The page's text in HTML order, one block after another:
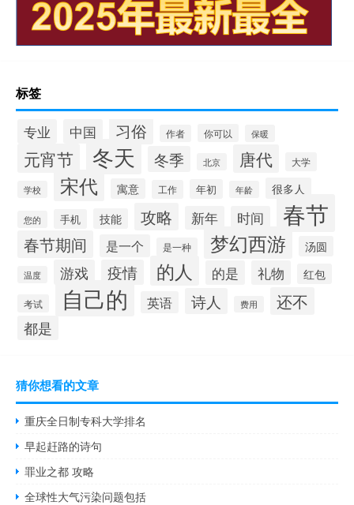
标签
专业 中国 习俗 作者 你可以 保暖
元宵节 冬天 冬季 北京 唐代 大学
学校 宋代 寓意 工作 年初 年龄 很多人
您的 手机 技能 攻略 新年 时间 春节
春节期间 是一个 是一种 梦幻西游 汤圆
温度 游戏 疫情 的人 的是 礼物 红包
考试 自己的 英语 诗人 费用 还不
都是
猜你想看的文章
重庆全日制专科大学排名
早起赶路的诗句
罪业之都 攻略
全球性大气污染问题包括